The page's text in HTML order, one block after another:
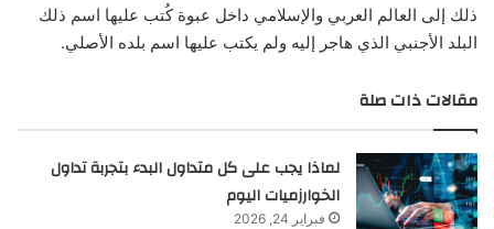
ذلك إلى العالم العربي والإسلامي داخل عبوة كُتب عليها اسم ذلك
البلد الأجنبي الذي هاجر إليه ولم يكتب عليها اسم بلده الأصلي.
مقالات ذات صلة
لماذا يجب على كل متداول البدء بتجربة تداول
الخوارزميات اليوم
فبراير 24, 2026